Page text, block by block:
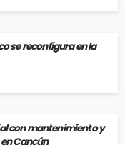
se reconfigura en la
con mantenimiento y
Cancún